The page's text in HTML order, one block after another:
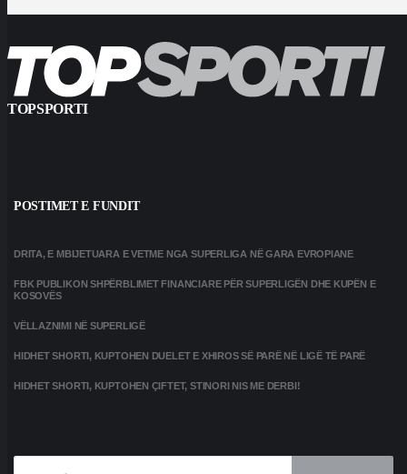
TOPSPORTI
POSTIMET E FUNDIT
DRITA, E MBIJETUARA E VETME NGA SUPERLIGA NË GARA EVROPIANE
FBK PUBLIKON SHPËRBLIMET FINANCIARE PËR SUPERLIGËN DHE KUPËN E
KOSOVËS
VËLLAZNIMI NË SUPERLIGË
HIDHET SHORTI, KUPTOHEN DUELET E XHIROS SË PARË NË LIGË TË PARË
HIDHET SHORTI, KUPTOHEN ÇIFTET, STINORI NIS ME DERBI!